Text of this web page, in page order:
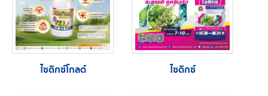
ไซดิกซ์โกลด์ ไซดิกซ์